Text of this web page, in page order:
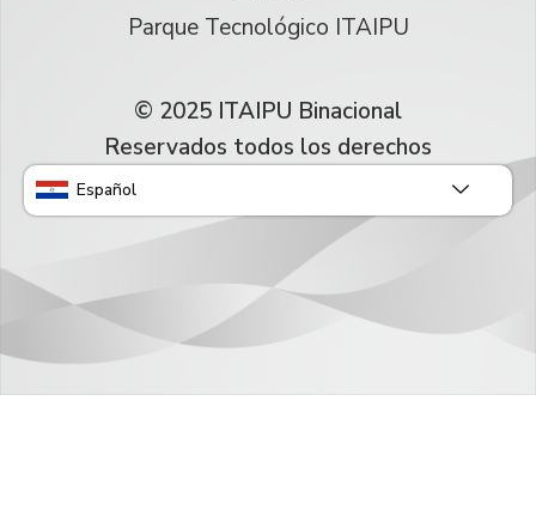
Parque Tecnológico ITAIPU
© 2025 ITAIPU Binacional
Reservados todos los derechos
Español